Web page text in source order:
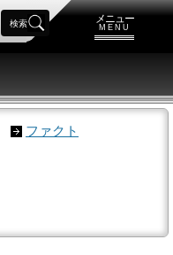
メニュー
MENU
検索
ファクト